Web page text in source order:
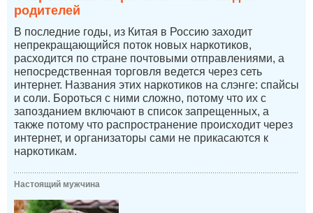
родителей
В последние годы, из Китая в Россию заходит
непрекращающийся поток новых наркотиков,
расходится по стране почтовыми отправлениями, а
непосредственная торговля ведется через сеть
интернет. Названия этих наркотиков на слэнге: спайсы
и соли. Бороться с ними сложно, потому что их с
запозданием включают в список запрещенных, а
также потому что распространение происходит через
интернет, и организаторы сами не прикасаются к
наркотикам.
Настоящий мужчина